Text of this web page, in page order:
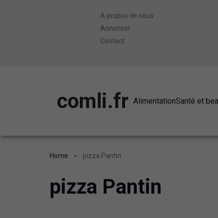
A propos de nous
Annoncer
Contact
comli.fr AlimentationSanté et
Home pizza Pantin
pizza Pantin